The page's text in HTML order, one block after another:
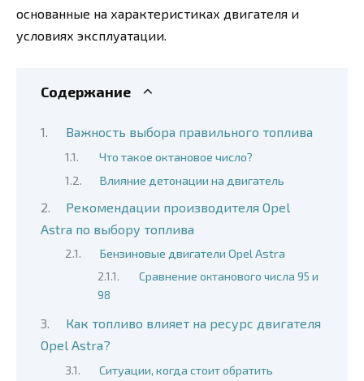
основанные на характеристиках двигателя и
условиях эксплуатации.
Содержание
Важность выбора правильного топлива
Что такое октановое число?
Влияние детонации на двигатель
Рекомендации производителя Opel
Astra по выбору топлива
Бензиновые двигатели Opel Astra
Сравнение октанового числа 95 и
98
Как топливо влияет на ресурс двигателя
Opel Astra?
Ситуации, когда стоит обратить